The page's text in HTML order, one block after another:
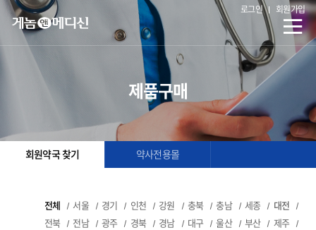
로그인 회원가입
제품구매
회원약국 찾기 약사전용몰
전체 서울 경기 인천 강원 충북 충남 세종
대전
전북
전남 광주 경북 경남 대구 울산 부산 제주